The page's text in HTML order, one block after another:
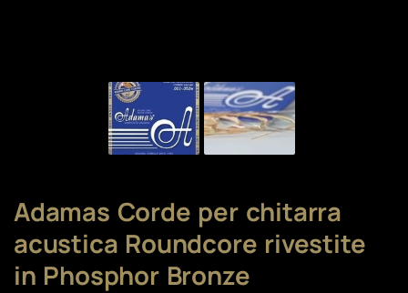
Adamas Corde per chitarra
acustica Roundcore rivestite
in Phosphor Bronze